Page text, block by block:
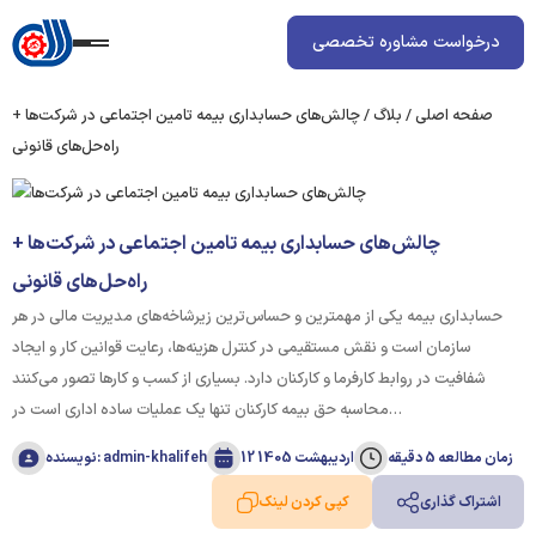
درخواست مشاوره تخصصی
صفحه اصلی/ بلاگ/چالش‌های حسابداری بیمه تامین اجتماعی در شرکت‌ها +
راه‌حل‌های قانونی
چالش‌های حسابداری بیمه تامین اجتماعی در شرکت‌ها +
راه‌حل‌های قانونی
حسابداری بیمه یکی از مهمترین و حساس‌ترین زیرشاخه‌های مدیریت مالی در هر
سازمان است و نقش مستقیمی در کنترل هزینه‌ها، رعایت قوانین کار و ایجاد
شفافیت در روابط کارفرما و کارکنان دارد. بسیاری از کسب ‌و کارها تصور می‌کنند
محاسبه حق بیمه کارکنان تنها یک عملیات ساده اداری است در…
نویسنده: admin-khalifeh 12 اردیبهشت 1405 زمان مطالعه 5 دقیقه
اشتراک گذاری کپی کردن لینک